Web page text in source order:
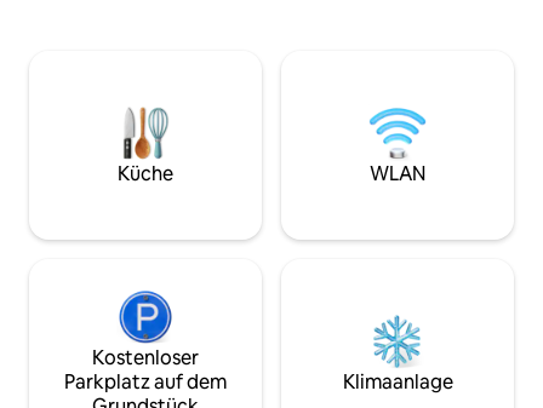
„Lochbay Restaurant“ entfernt. Zu den
nahegelegenen Sehenswürdigkeiten
gehören Skye Skyne's, die Trumpan-
Kirche, Dunvegan Castle, das
of Storr, der Faerie Glen und die Faerie
steht dir ein
Verfügung. Es ist
Haus, wir sind für
brauchst.
Küche WLAN
Kostenloser
Parkplatz auf dem
Klimaanlage